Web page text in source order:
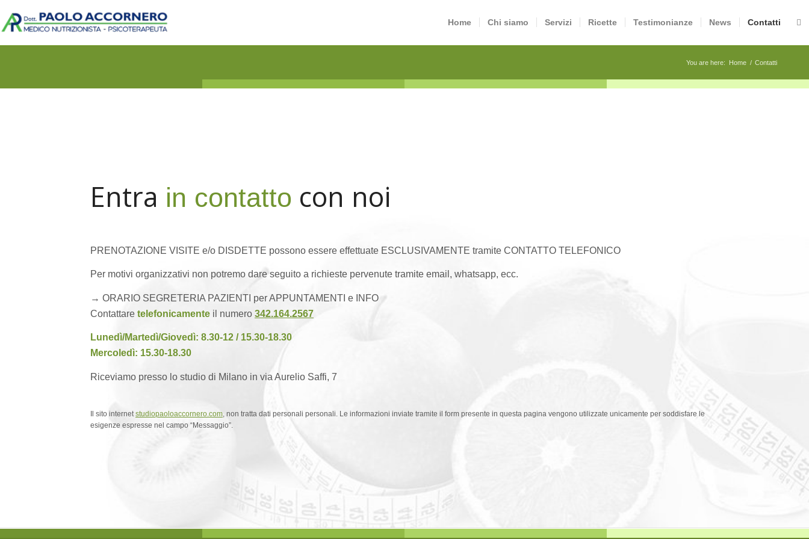
Home Chi siamo Servizi Ricette Testimonianze News Contatti
You are here: Home / Contatti
Entra in contatto con noi
PRENOTAZIONE VISITE e/o DISDETTE possono essere effettuate ESCLUSIVAMENTE tramite CONTATTO TELEFONICO
Per motivi organizzativi non potremo dare seguito a richieste pervenute tramite email, whatsapp, ecc.
→ ORARIO SEGRETERIA PAZIENTI per APPUNTAMENTI e INFO
Contattare telefonicamente il numero 342.164.2567
Lunedì/Martedì/Giovedì: 8.30-12 / 15.30-18.30
Mercoledì: 15.30-18.30
Riceviamo presso lo studio di Milano in via Aurelio Saffi, 7
Il sito internet studiopaoloaccornero.com , non tratta dati personali personali. Le informazioni inviate tramite il form presente in questa pagina vengono utilizzate unicamente per soddisfare le
esigenze espresse nel campo “Messaggio”.